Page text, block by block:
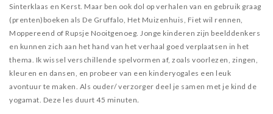
Sinterklaas en Kerst. Maar ben ook dol op verhalen van en gebruik graag
(prenten)boeken als De Gruffalo, Het Muizenhuis, Fiet wil rennen,
Moppereend of Rupsje Nooitgenoeg. Jonge kinderen zijn beelddenkers
en kunnen zich aan het hand van het verhaal goed verplaatsen in het
thema. Ik wissel verschillende spelvormen af, zoals voorlezen, zingen,
kleuren en dansen, en probeer van een kinderyogales een leuk
avontuur te maken. Als ouder/ verzorger deel je samen met je kind de
yogamat. Deze les duurt 45 minuten.